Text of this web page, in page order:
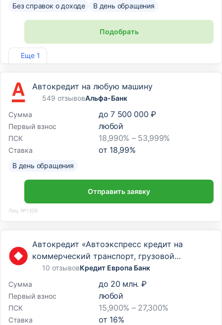
Еще 1
Без справок о доходе В день обращения
Подобрать
Лиц. №2275
Автокредит на любую машину
549 отзывовАльфа-Банк
Сумма
до 7 500 000 ₽
Первый взнос любой
ПСК 18,990% – 53,999%
Ставка от 18,99%
В день обращения
Отправить заявку
Лиц. №1326
Автокредит «Автоэкспресс кредит на
коммерческий транспорт, грузовой
транспорт и спецтехнику»
10 отзывовКредит Европа Банк
Сумма
до 20 млн. ₽
Первый взнос любой
ПСК 15,900% – 27,300%
Ставка от 16%